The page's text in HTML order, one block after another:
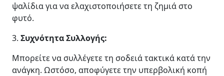
ψαλίδια για να ελαχιστοποιήσετε τη ζημιά στο
φυτό.
3. Συχνότητα Συλλογής:
Μπορείτε να συλλέγετε τη σοδειά τακτικά κατά την
ανάγκη. Ωστόσο, αποφύγετε την υπερβολική κοπή